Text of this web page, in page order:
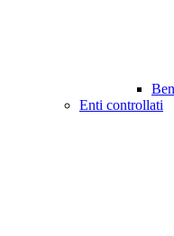
Enti controllati